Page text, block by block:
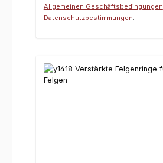
Allgemeinen Geschäftsbedingungen
Datenschutzbestimmungen